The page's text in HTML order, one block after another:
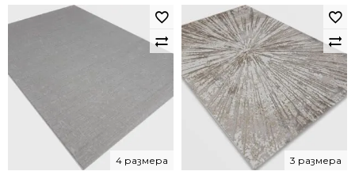
4 размера 3 размера